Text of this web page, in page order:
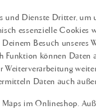
und Dienste Dritter, um
essenzielle Cookies
Besuch unseres
Funktion können Daten
Weiterverarbeitung
Daten auch
im Onlineshop.
Produktinfos